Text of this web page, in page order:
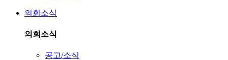
의회소식
의회소식
공고/소식